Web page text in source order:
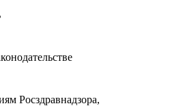
Росздравнадзора,